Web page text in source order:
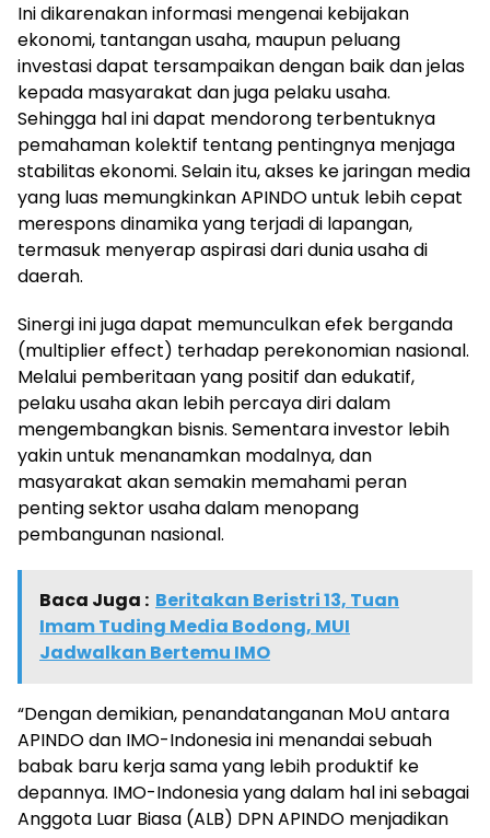
Ini dikarenakan informasi mengenai kebijakan
ekonomi, tantangan usaha, maupun peluang
investasi dapat tersampaikan dengan baik dan jelas
kepada masyarakat dan juga pelaku usaha.
Sehingga hal ini dapat mendorong terbentuknya
pemahaman kolektif tentang pentingnya menjaga
stabilitas ekonomi. Selain itu, akses ke jaringan media
yang luas memungkinkan APINDO untuk lebih cepat
merespons dinamika yang terjadi di lapangan,
termasuk menyerap aspirasi dari dunia usaha di
daerah.
Sinergi ini juga dapat memunculkan efek berganda
(multiplier effect) terhadap perekonomian nasional.
Melalui pemberitaan yang positif dan edukatif,
pelaku usaha akan lebih percaya diri dalam
mengembangkan bisnis. Sementara investor lebih
yakin untuk menanamkan modalnya, dan
masyarakat akan semakin memahami peran
penting sektor usaha dalam menopang
pembangunan nasional.
Baca Juga : Beritakan Beristri 13, Tuan
Imam Tuding Media Bodong, MUI
Jadwalkan Bertemu IMO
“Dengan demikian, penandatanganan MoU antara
APINDO dan IMO-Indonesia ini menandai sebuah
babak baru kerja sama yang lebih produktif ke
depannya. IMO-Indonesia yang dalam hal ini sebagai
Anggota Luar Biasa (ALB) DPN APINDO menjadikan